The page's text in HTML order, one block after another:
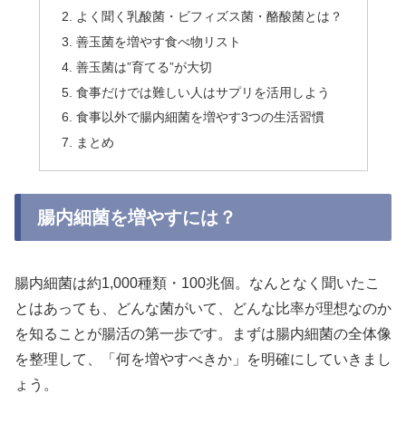
よく聞く乳酸菌・ビフィズス菌・酪酸菌とは？
善玉菌を増やす食べ物リスト
善玉菌は”育てる”が大切
食事だけでは難しい人はサプリを活用しよう
食事以外で腸内細菌を増やす3つの生活習慣
まとめ
腸内細菌を増やすには？
腸内細菌は約1,000種類・100兆個。なんとなく聞いたこ
とはあっても、どんな菌がいて、どんな比率が理想なのか
を知ることが腸活の第一歩です。まずは腸内細菌の全体像
を整理して、「何を増やすべきか」を明確にしていきまし
ょう。